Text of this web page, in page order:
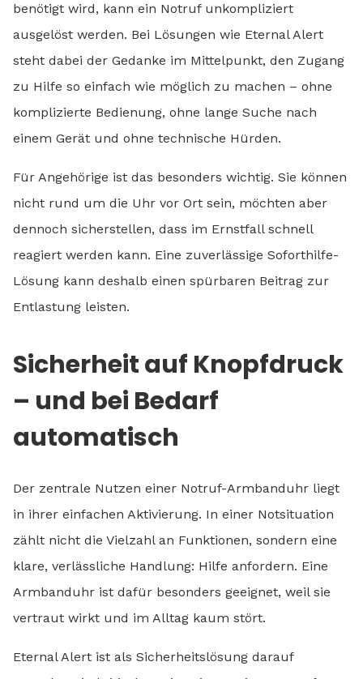
benötigt wird, kann ein Notruf unkompliziert
ausgelöst werden. Bei Lösungen wie Eternal Alert
steht dabei der Gedanke im Mittelpunkt, den Zugang
zu Hilfe so einfach wie möglich zu machen – ohne
komplizierte Bedienung, ohne lange Suche nach
einem Gerät und ohne technische Hürden.
Für Angehörige ist das besonders wichtig. Sie können
nicht rund um die Uhr vor Ort sein, möchten aber
dennoch sicherstellen, dass im Ernstfall schnell
reagiert werden kann. Eine zuverlässige Soforthilfe-
Lösung kann deshalb einen spürbaren Beitrag zur
Entlastung leisten.
Sicherheit auf Knopfdruck
– und bei Bedarf
automatisch
Der zentrale Nutzen einer Notruf-Armbanduhr liegt
in ihrer einfachen Aktivierung. In einer Notsituation
zählt nicht die Vielzahl an Funktionen, sondern eine
klare, verlässliche Handlung: Hilfe anfordern. Eine
Armbanduhr ist dafür besonders geeignet, weil sie
vertraut wirkt und im Alltag kaum stört.
Eternal Alert ist als Sicherheitslösung darauf